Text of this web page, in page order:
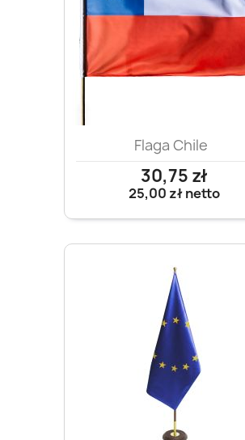
Flaga Chile
30,75 zł
25,00 złnetto